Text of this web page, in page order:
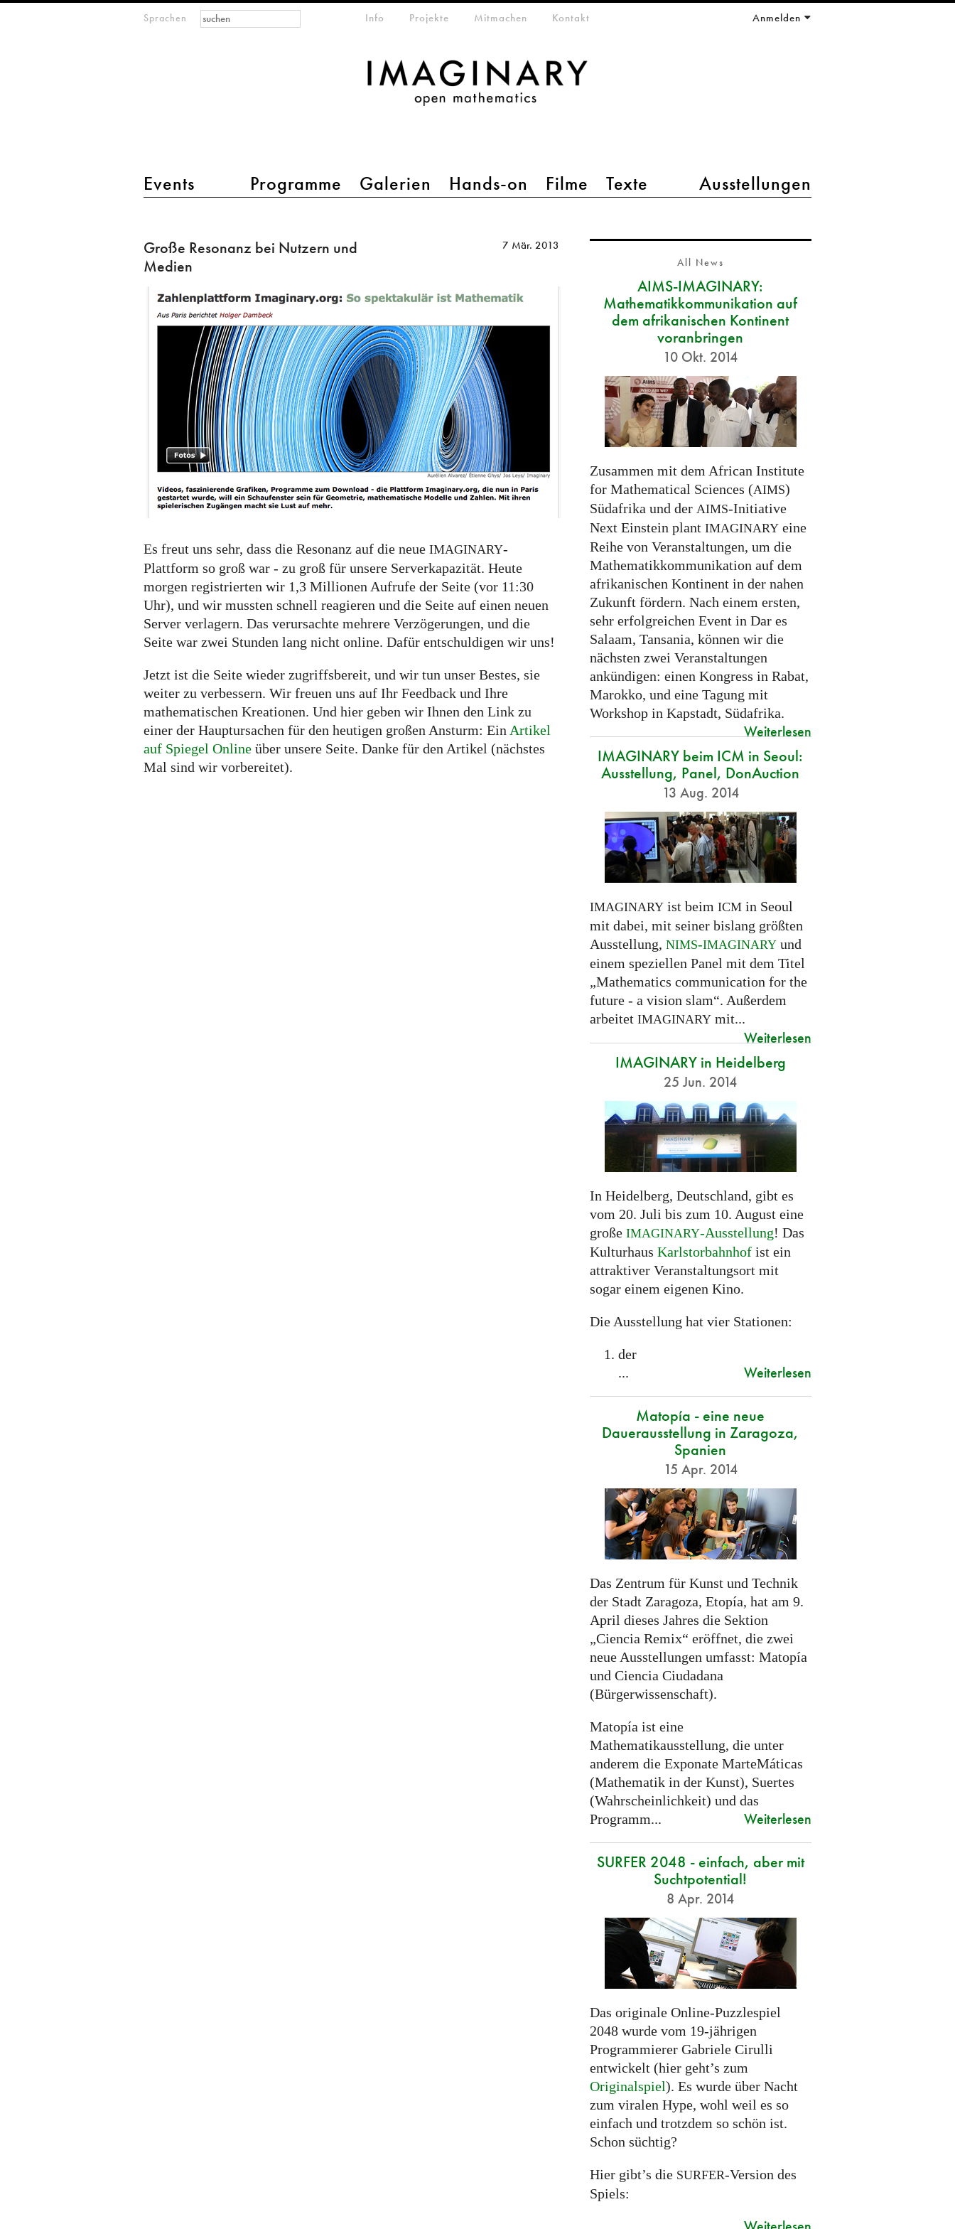
Sprachen
Hauptmenü 2
Events Programme Galerien Hands-on Filme Texte Ausstellungen
Info Projekte Mitmachen Kontakt Anmelden
Suchformular
Suche
Resonanz
bei
Nutzern
und
Medien
Große Resonanz bei Nutzern und
Medien
7 Mär. 2013
Es freut uns sehr, dass die Resonanz auf die neue IMAGINARY-
Plattform so groß war - zu groß für unsere Serverkapazität. Heute
morgen registrierten wir 1,3 Millionen Aufrufe der Seite (vor 11:30
Uhr), und wir mussten schnell reagieren und die Seite auf einen neuen
Server verlagern. Das verursachte mehrere Verzögerungen, und die
Seite war zwei Stunden lang nicht online. Dafür entschuldigen wir uns!
Jetzt ist die Seite wieder zugriffsbereit, und wir tun unser Bestes, sie
weiter zu verbessern. Wir freuen uns auf Ihr Feedback und Ihre
mathematischen Kreationen. Und hier geben wir Ihnen den Link zu
einer der Hauptursachen für den heutigen großen Ansturm: EinArtikel
auf Spiegel Online über unsere Seite. Danke für den Artikel (nächstes
Mal sind wir vorbereitet).
All News
AIMS-IMAGINARY:
Mathematikkommunikation auf
dem afrikanischen Kontinent
voranbringen
10 Okt. 2014
Zusammen mit dem African Institute
for Mathematical Sciences (AIMS)
Südafrika und der AIMS-Initiative
Next Einstein plant IMAGINARYeine
Reihe von Veranstaltungen, um die
Mathematikkommunikation auf dem
afrikanischen Kontinent in der nahen
Zukunft fördern. Nach einem ersten,
sehr erfolgreichen Event in Dar es
Salaam, Tansania, können wir die
nächsten zwei Veranstaltungen
ankündigen: einen Kongress in Rabat,
Marokko, und eine Tagung mit
Workshop in Kapstadt, Südafrika.
Weiterlesen
IMAGINARY beim ICM in Seoul:
Ausstellung, Panel, DonAuction
13 Aug. 2014
IMAGINARYist beim ICMin Seoul
mit dabei, mit seiner bislang größten
Ausstellung, NIMS-IMAGINARYund
einem speziellen Panel mit dem Titel
„Mathematics communication for the
future - a vision slam“. Außerdem
arbeitet IMAGINARYmit...
Weiterlesen
IMAGINARY in Heidelberg
25 Jun. 2014
In Heidelberg, Deutschland, gibt es
vom 20. Juli bis zum 10. August eine
große IMAGINARY-Ausstellung! Das
Kulturhaus Karlstorbahnhof ist ein
attraktiver Veranstaltungsort mit
sogar einem eigenen Kino.
Die Ausstellung hat vier Stationen:
der
...
Weiterlesen
Matopía - eine neue
Dauerausstellung in Zaragoza,
Spanien
15 Apr. 2014
Das Zentrum für Kunst und Technik
der Stadt Zaragoza, Etopía, hat am 9.
April dieses Jahres die Sektion
„Ciencia Remix“ eröffnet, die zwei
neue Ausstellungen umfasst: Matopía
und Ciencia Ciudadana
(Bürgerwissenschaft).
Matopía ist eine
Mathematikausstellung, die unter
anderem die Exponate MarteMáticas
(Mathematik in der Kunst), Suertes
(Wahrscheinlichkeit) und das
Programm...
Weiterlesen
SURFER 2048 - einfach, aber mit
Suchtpotential!
8 Apr. 2014
Das originale Online-Puzzlespiel
2048 wurde vom 19-jährigen
Programmierer Gabriele Cirulli
entwickelt (hier geht’s zum
Originalspiel). Es wurde über Nacht
zum viralen Hype, wohl weil es so
einfach und trotzdem so schön ist.
Schon süchtig?
Hier gibt’s die SURFER-Version des
Spiels: